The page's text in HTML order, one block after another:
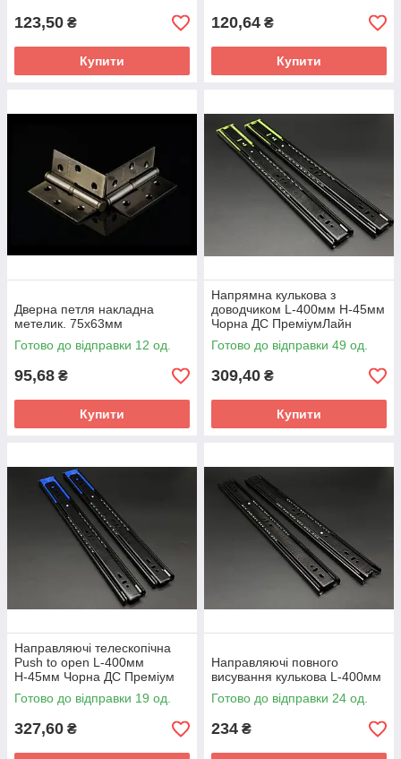
123,50 ₴
Купити
120,64 ₴
Купити
Дверна петля накладна
метелик. 75х63мм
Готово до відправки 12 од.
95,68 ₴
Купити
Напрямна кулькова з
доводчиком L-400мм Н-45мм
Чорна ДС ПреміумЛайн
Готово до відправки 49 од.
309,40 ₴
Купити
Направляючі телескопічна
Push to open L-400мм
Н-45мм Чорна ДС Преміум
Лайн
Готово до відправки 19 од.
327,60 ₴
Направляючі повного
висування кулькова L-400мм
Готово до відправки 24 од.
234 ₴